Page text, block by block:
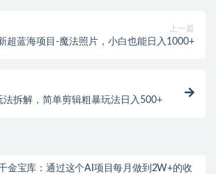
上一篇
超蓝海项目-魔法照片，小白也能日入1000+
法拆解，简单剪辑粗暴玩法日入500+
金宝库：通过这个AI项目每月做到2W+的收